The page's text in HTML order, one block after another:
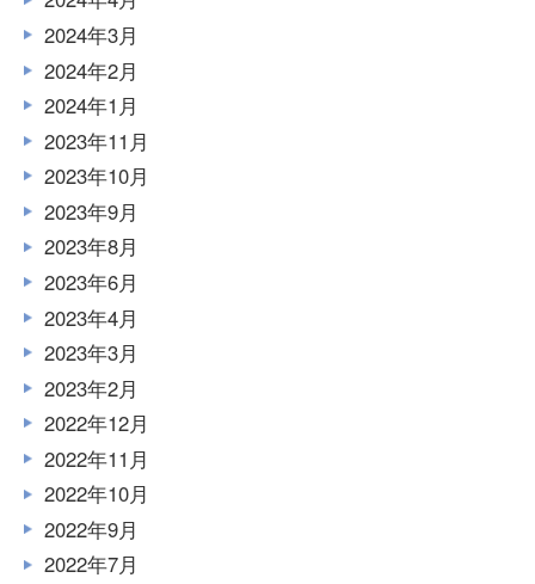
2024年3月
2024年2月
2024年1月
2023年11月
2023年10月
2023年9月
2023年8月
2023年6月
2023年4月
2023年3月
2023年2月
2022年12月
2022年11月
2022年10月
2022年9月
2022年7月